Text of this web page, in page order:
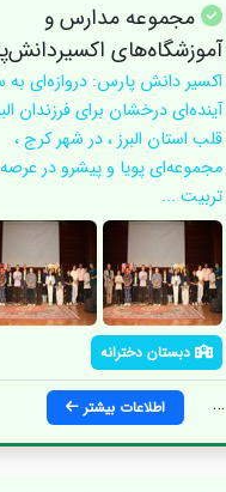
مجموعه مدارس و
آموزشگاه‌های
اکسیر دانش پارس: دروازه‌ای
آینده‌ای درخشان برای فرزندان
قلب استان البرز ، در شهر کرج ،
مجموعه‌ای پویا و پیشرو در
تربیت ...
دبستان دخترانه
اطلاعات بیشتر